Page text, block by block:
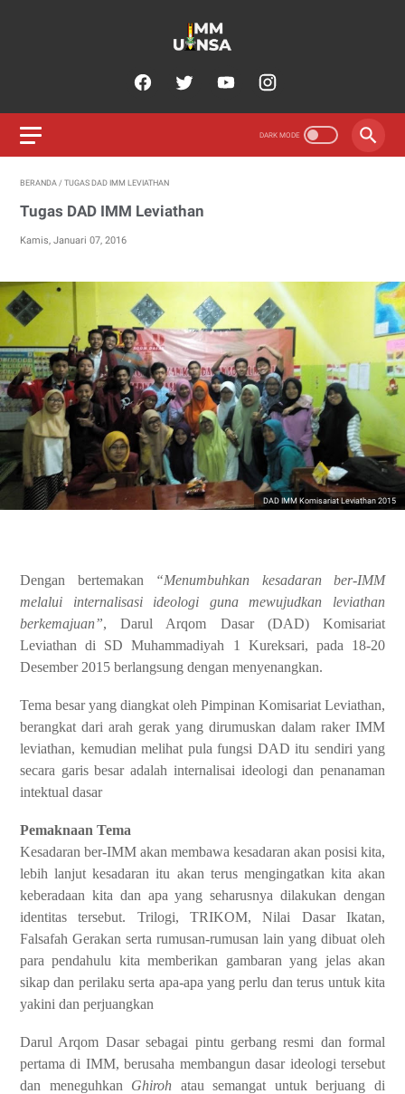
BERANDA / TUGAS DAD IMM LEVIATHAN
Tugas DAD IMM Leviathan
Kamis, Januari 07, 2016
DAD IMM Komisariat Leviathan 2015
Dengan bertemakan
“Menumbuhkan kesadaran ber-IMM
melalui internalisasi ideologi guna mewujudkan leviathan
berkemajuan”, Darul Arqom Dasar (DAD) Komisariat
Leviathan di SD Muhammadiyah 1 Kureksari, pada 18-20
Desember 2015 berlangsung dengan menyenangkan.
Tema besar yang diangkat oleh Pimpinan Komisariat Leviathan,
berangkat dari arah gerak yang dirumuskan dalam raker IMM
leviathan, kemudian melihat pula fungsi DAD itu sendiri yang
secara garis besar adalah internalisai ideologi dan penanaman
intektual dasar
Pemaknaan Tema
Kesadaran ber-IMM akan membawa kesadaran akan posisi kita,
lebih lanjut kesadaran itu akan terus mengingatkan kita akan
keberadaan kita dan apa yang seharusnya dilakukan dengan
identitas tersebut. Trilogi, TRIKOM, Nilai Dasar Ikatan,
Falsafah Gerakan serta rumusan-rumusan lain yang dibuat oleh
para pendahulu kita memberikan gambaran yang jelas akan
sikap dan perilaku serta apa-apa yang perlu dan terus untuk kita
yakini dan perjuangkan
Darul Arqom Dasar sebagai pintu gerbang resmi dan formal
pertama di IMM, berusaha membangun dasar ideologi tersebut
dan meneguhkan Ghiroh atau semangat untuk berjuang di